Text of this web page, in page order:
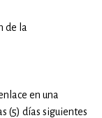
de la
en una
(5) días siguientes